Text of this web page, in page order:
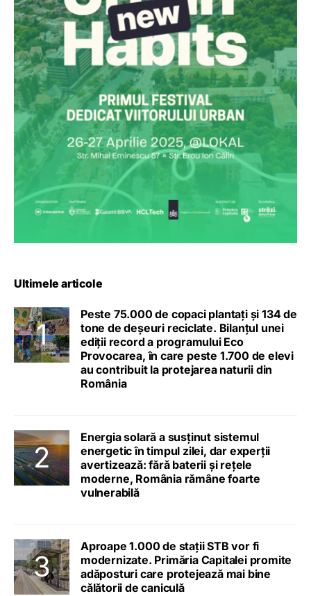
Ultimele articole
Peste 75.000 de copaci plantați și 134 de
tone de deșeuri reciclate. Bilanțul unei
ediții record a programului Eco
Provocarea, în care peste 1.700 de elevi
au contribuit la protejarea naturii din
România
Energia solară a susținut sistemul
energetic în timpul zilei, dar experții
avertizează: fără baterii și rețele
moderne, România rămâne foarte
vulnerabilă
Aproape 1.000 de stații STB vor fi
modernizate. Primăria Capitalei promite
adăposturi care protejează mai bine
călătorii de caniculă